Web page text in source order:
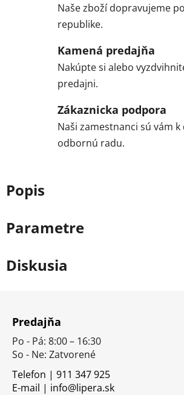
Naše zboží dopravujeme
republike.
Kamená predajňa
Nakúpte si alebo
predajni.
Zákaznicka podpora
Naši zamestnanci sú vám
odbornú radu.
Popis
Parametre
Diskusia
Predajňa
Po - Pá: 8:00 – 16:30
So - Ne: Zatvorené
Telefon | 911 347 925
E-mail | info@lipera.sk